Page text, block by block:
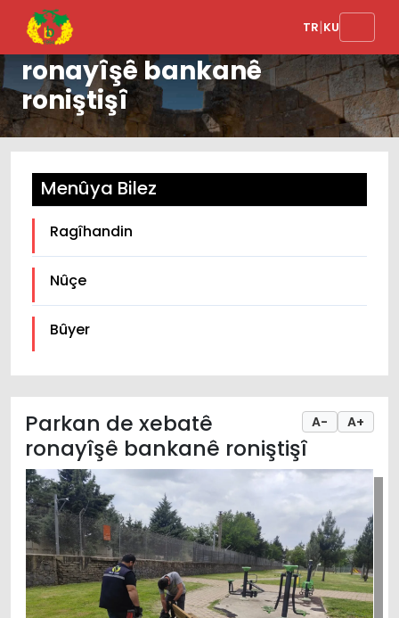
TR|KU
Parkan de xebatê
ronayîşê bankanê
roniştişî
Menûya Bilez
Ragîhandin
Nûçe
Bûyer
A- A+
Parkan de xebatê
ronayîşê bankanê roniştişî